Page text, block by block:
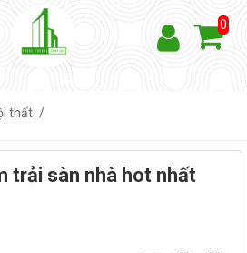
0
thất
trải sàn nhà hot nhất